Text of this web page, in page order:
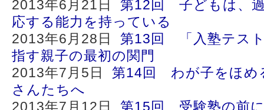
2013年6月21日 第12回 子どもは、
応する能力を持っている
2013年6月28日 第13回 「入塾テス
指す親子の最初の関門
2013年7月5日 第14回 わが子をほめ
さんたちへ
2013年7月12日 第15回 受験塾の前